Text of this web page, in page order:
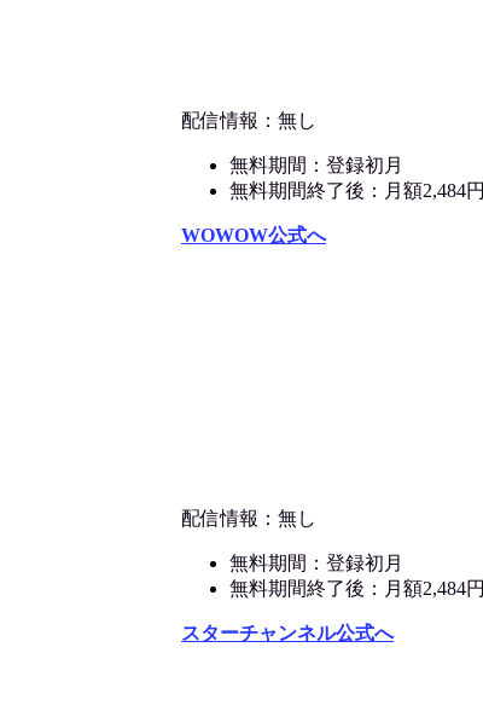
配信情報：無し
無料期間：登録初月
無料期間終了後：月額2,484円
WOWOW公式へ
配信情報：無し
無料期間：登録初月
無料期間終了後：月額2,484円
スターチャンネル公式へ